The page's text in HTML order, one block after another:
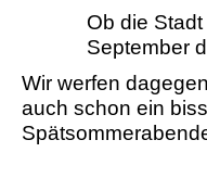
Ob die
September
Wir werfen
auch schon ein